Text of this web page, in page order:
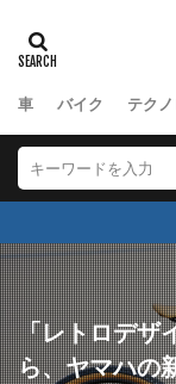
車 バイク テク
「レトロデザ
ら、ヤマハの